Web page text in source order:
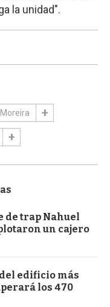
la unidad".
de trap Nahuel
un cajero
edificio más
los 470